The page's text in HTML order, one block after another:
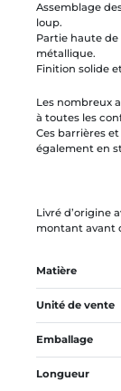
Assemblage
loup.
Partie haute
métallique.
Finition solide
Les nombreux
à toutes les
Ces barrières
également en
Livré d’origine
montant avant
Matière
Unité de vente
Emballage
Longueur